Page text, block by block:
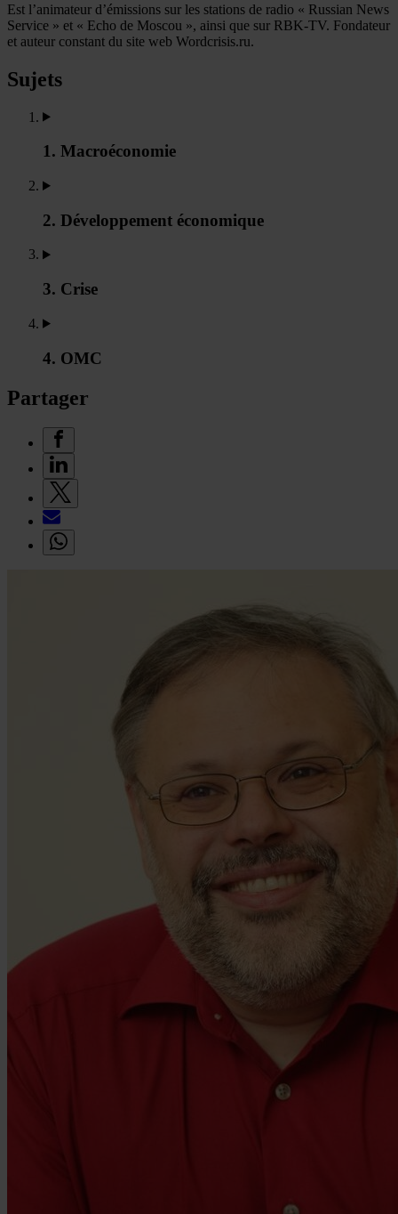
Est l’animateur d’émissions sur les stations de radio « Russian News
Service » et « Echo de Moscou », ainsi que sur RBK-TV. Fondateur
et auteur constant du site web Wordcrisis.ru.
Sujets
1. Macroéconomie
2. Développement économique
3. Crise
4. OMC
Partager